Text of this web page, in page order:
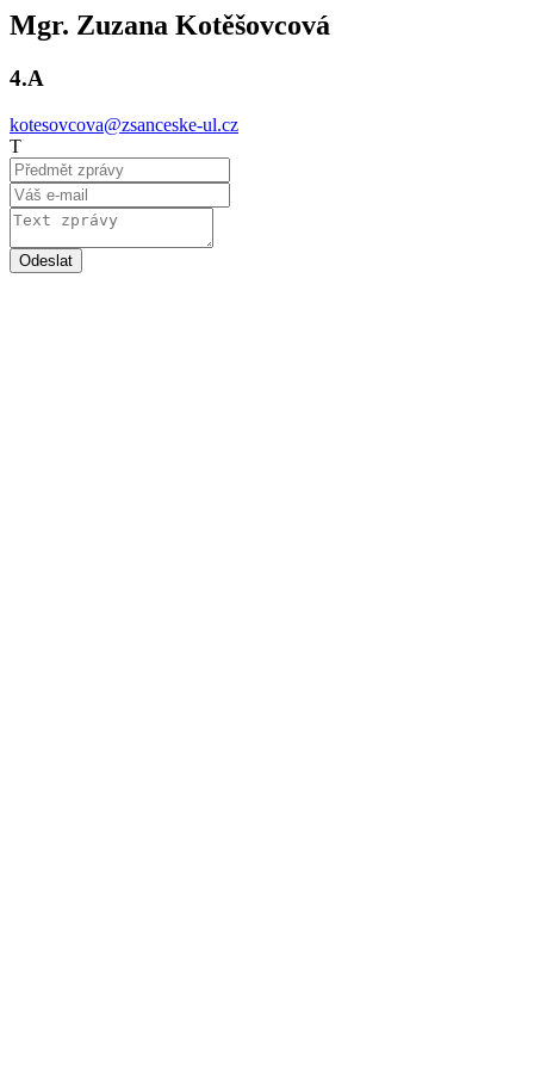
Mgr. Zuzana Kotěšovcová
4.A
kotesovcova@zsanceske-ul.cz
T
Odeslat